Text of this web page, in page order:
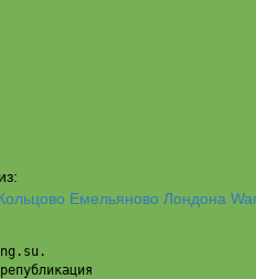
Емельяново Лондона